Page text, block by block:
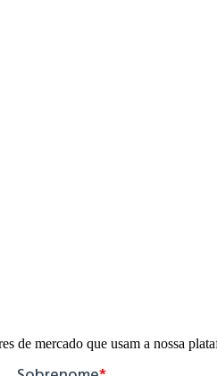
de mercado que usam a nossa